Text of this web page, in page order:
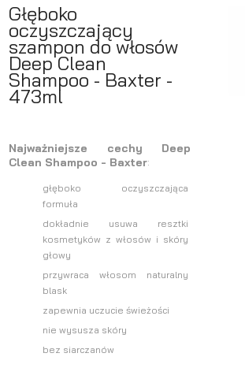
Głęboko
oczyszczający
szampon do włosów
Deep Clean
Shampoo - Baxter -
473ml
Najważniejsze cechy Deep
Clean Shampoo - Baxter:
głęboko oczyszczająca
formuła
dokładnie usuwa resztki
kosmetyków z włosów i skóry
głowy
przywraca włosom naturalny
blask
zapewnia uczucie świeżości
nie wysusza skóry
bez siarczanów